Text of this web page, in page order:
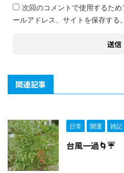
次回のコメントで使用するた
ールアドレス、サイトを保存する。
関連記事
日常 開運 雑記
台風一過🌀☔